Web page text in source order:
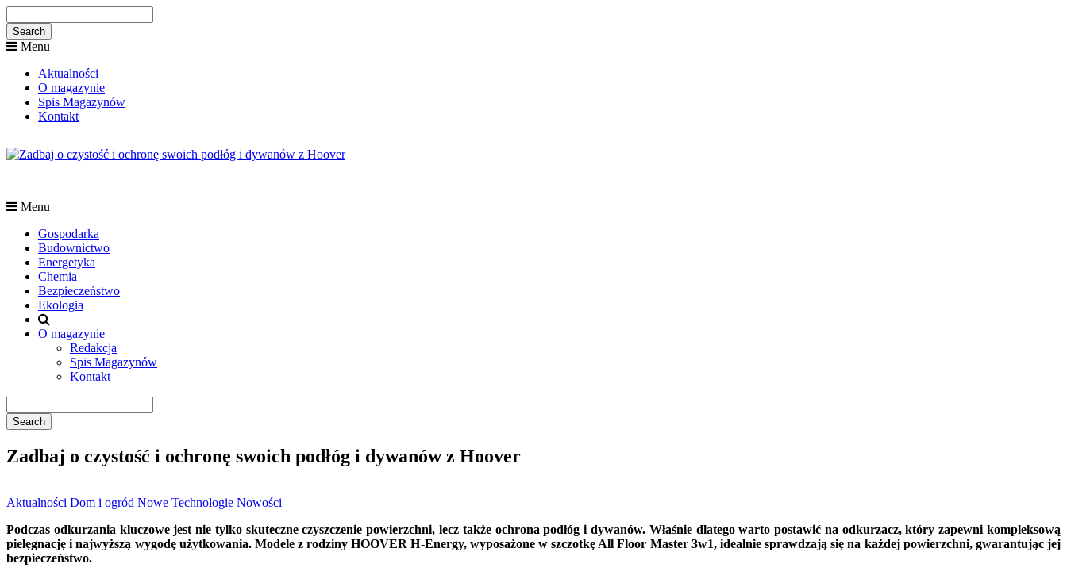
Menu
Aktualności
O magazynie
Spis Magazynów
Kontakt
Menu
Gospodarka
Budownictwo
Energetyka
Chemia
Bezpieczeństwo
Ekologia
O magazynie
Redakcja
Spis Magazynów
Kontakt
Zadbaj o czystość i ochronę swoich podłóg i dywanów z Hoover
Aktualności Dom i ogród Nowe Technologie Nowości
Podczas odkurzania kluczowe jest nie tylko skuteczne czyszczenie powierzchni, lecz także ochrona podłóg i dywanów. Właśnie dlatego warto postawić na odkurzacz, który zapewni kompleksową
pielęgnację i najwyższą wygodę użytkowania. Modele z rodziny HOOVER H-Energy, wyposażone w szczotkę All Floor Master 3w1, idealnie sprawdzają się na każdej powierzchni, gwarantując jej
bezpieczeństwo.